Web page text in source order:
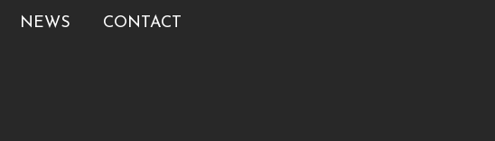
NEWS CONTACT